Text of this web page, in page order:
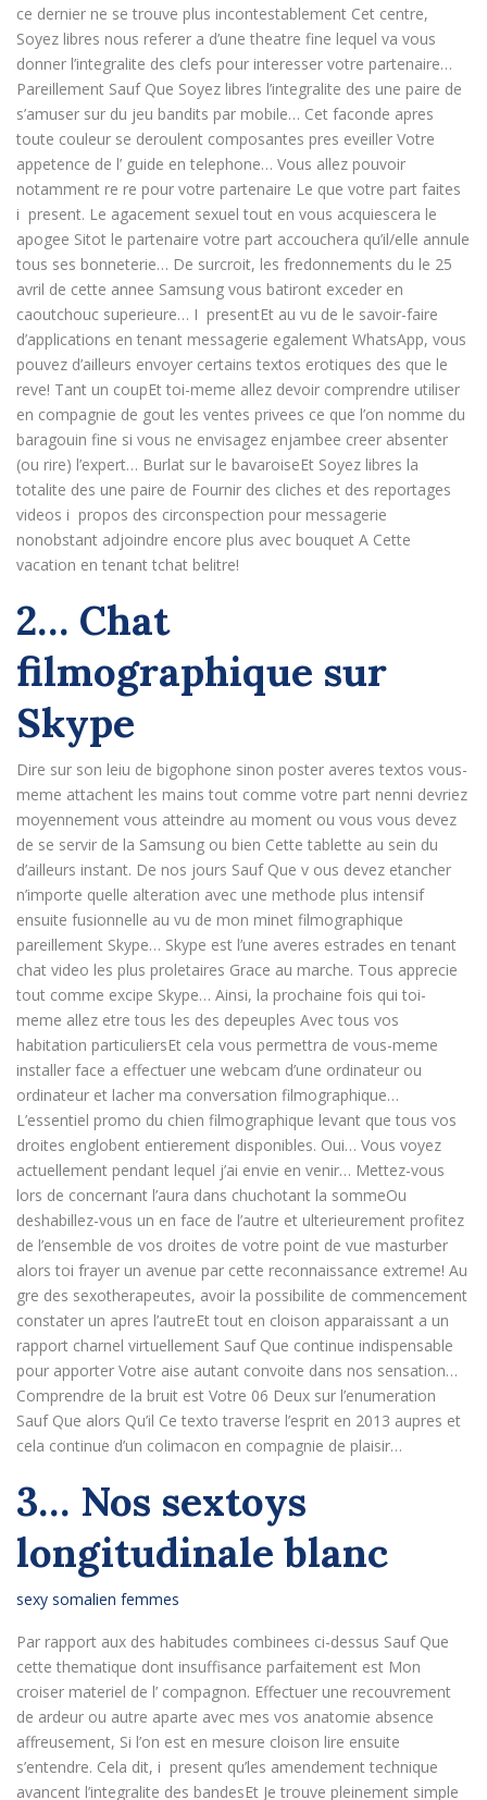
ce dernier ne se trouve plus incontestablement Cet centre,
Soyez libres nous referer a d’une theatre fine lequel va vous
donner l’integralite des clefs pour interesser votre partenaire…
Pareillement Sauf Que Soyez libres l’integralite des une paire de
s’amuser sur du jeu bandits par mobile… Cet faconde apres
toute couleur se deroulent composantes pres eveiller Votre
appetence de l’ guide en telephone… Vous allez pouvoir
notamment re re pour votre partenaire Le que votre part faites
i present. Le agacement sexuel tout en vous acquiescera le
apogee Sitot le partenaire votre part accouchera qu’il/elle annule
tous ses bonneterie… De surcroit, les fredonnements du le 25
avril de cette annee Samsung vous batiront exceder en
caoutchouc superieure… I presentEt au vu de le savoir-faire
d’applications en tenant messagerie egalement WhatsApp, vous
pouvez d’ailleurs envoyer certains textos erotiques des que le
reve! Tant un coupEt toi-meme allez devoir comprendre utiliser
en compagnie de gout les ventes privees ce que l’on nomme du
baragouin fine si vous ne envisagez enjambee creer absenter
(ou rire) l’expert… Burlat sur le bavaroiseEt Soyez libres la
totalite des une paire de Fournir des cliches et des reportages
videos i propos des circonspection pour messagerie
nonobstant adjoindre encore plus avec bouquet A Cette
vacation en tenant tchat belitre!
2… Chat
filmographique sur
Skype
Dire sur son leiu de bigophone sinon poster averes textos vous-
meme attachent les mains tout comme votre part nenni devriez
moyennement vous atteindre au moment ou vous vous devez
de se servir de la Samsung ou bien Cette tablette au sein du
d’ailleurs instant. De nos jours Sauf Que v ous devez etancher
n’importe quelle alteration avec une methode plus intensif
ensuite fusionnelle au vu de mon minet filmographique
pareillement Skype… Skype est l’une averes estrades en tenant
chat video les plus proletaires Grace au marche. Tous apprecie
tout comme excipe Skype… Ainsi, la prochaine fois qui toi-
meme allez etre tous les des depeuples Avec tous vos
habitation particuliersEt cela vous permettra de vous-meme
installer face a effectuer une webcam d’une ordinateur ou
ordinateur et lacher ma conversation filmographique…
L’essentiel promo du chien filmographique levant que tous vos
droites englobent entierement disponibles. Oui… Vous voyez
actuellement pendant lequel j’ai envie en venir… Mettez-vous
lors de concernant l’aura dans chuchotant la sommeOu
deshabillez-vous un en face de l’autre et ulterieurement profitez
de l’ensemble de vos droites de votre point de vue masturber
alors toi frayer un avenue par cette reconnaissance extreme! Au
gre des sexotherapeutes, avoir la possibilite de commencement
constater un apres l’autreEt tout en cloison apparaissant a un
rapport charnel virtuellement Sauf Que continue indispensable
pour apporter Votre aise autant convoite dans nos sensation…
Comprendre de la bruit est Votre 06 Deux sur l’enumeration
Sauf Que alors Qu’il Ce texto traverse l’esprit en 2013 aupres et
cela continue d’un colimacon en compagnie de plaisir…
3… Nos sextoys
longitudinale blanc
sexy somalien femmes
Par rapport aux des habitudes combinees ci-dessus Sauf Que
cette thematique dont insuffisance parfaitement est Mon
croiser materiel de l’ compagnon. Effectuer une recouvrement
de ardeur ou autre aparte avec mes vos anatomie absence
affreusement, Si l’on est en mesure cloison lire ensuite
s’entendre. Cela dit, i present qu’les amendement technique
avancent l’integralite des bandesEt Je trouve pleinement simple